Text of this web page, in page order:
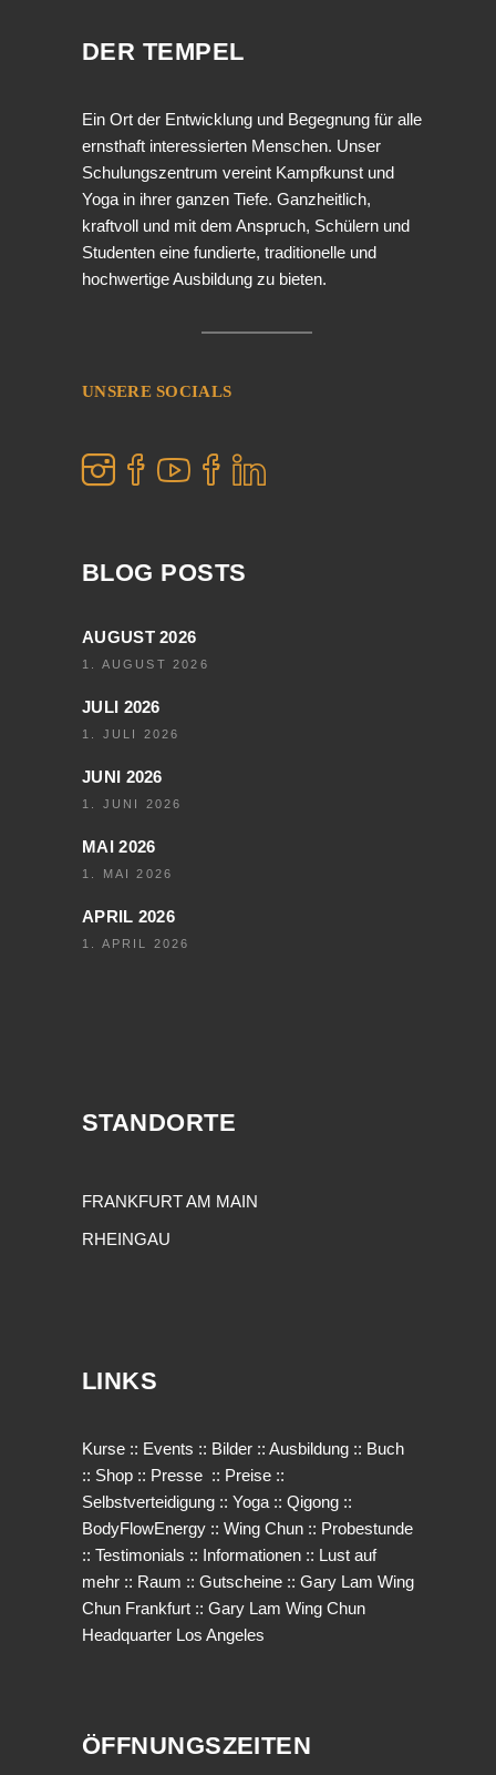
DER TEMPEL
Ein Ort der Entwicklung und Begegnung für alle
ernsthaft interessierten Menschen. Unser
Schulungszentrum vereint Kampfkunst und
Yoga in ihrer ganzen Tiefe. Ganzheitlich,
kraftvoll und mit dem Anspruch, Schülern und
Studenten eine fundierte, traditionelle und
hochwertige Ausbildung zu bieten.
UNSERE SOCIALS
BLOG POSTS
AUGUST 2026
1. AUGUST 2026
JULI 2026
1. JULI 2026
JUNI 2026
1. JUNI 2026
MAI 2026
1. MAI 2026
APRIL 2026
1. APRIL 2026
STANDORTE
FRANKFURT AM MAIN
RHEINGAU
LINKS
Kurse :: Events :: Bilder :: Ausbildung :: Buch
:: Shop :: Presse :: Preise ::
Selbstverteidigung :: Yoga :: Qigong ::
BodyFlowEnergy :: Wing Chun :: Probestunde
:: Testimonials :: Informationen :: Lust auf
mehr :: Raum :: Gutscheine :: Gary Lam Wing
Chun Frankfurt :: Gary Lam Wing Chun
Headquarter Los Angeles
ÖFFNUNGSZEITEN